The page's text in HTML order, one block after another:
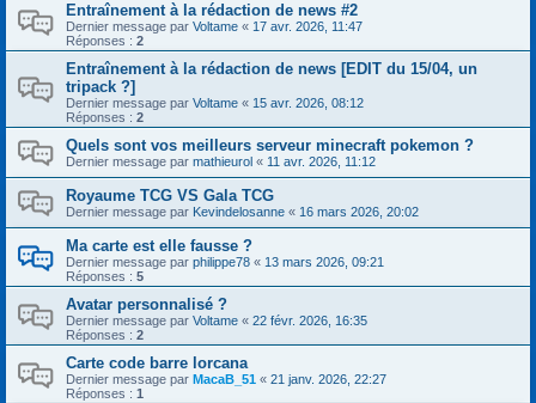
Entraînement à la rédaction de news #2
Dernier message par Voltame « 17 avr. 2026, 11:47
Réponses : 2
Entraînement à la rédaction de news [EDIT du 15/04, un
tripack ?]
Dernier message par Voltame « 15 avr. 2026, 08:12
Réponses : 2
Quels sont vos meilleurs serveur minecraft pokemon ?
Dernier message par mathieurol « 11 avr. 2026, 11:12
Royaume TCG VS Gala TCG
Dernier message par Kevindelosanne « 16 mars 2026, 20:02
Ma carte est elle fausse ?
Dernier message par philippe78 « 13 mars 2026, 09:21
Réponses : 5
Avatar personnalisé ?
Dernier message par Voltame « 22 févr. 2026, 16:35
Réponses : 2
Carte code barre lorcana
Dernier message par MacaB_51 « 21 janv. 2026, 22:27
Réponses : 1